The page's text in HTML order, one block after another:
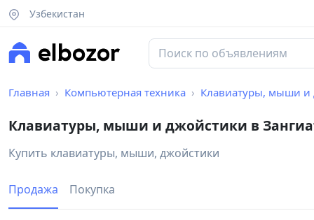
Узбекистан
Главная Компьютерная техника Клавиатуры, мыши и
Клавиатуры, мыши и джойстики в
Купить клавиатуры, мыши, джойстики
Продажа Покупка